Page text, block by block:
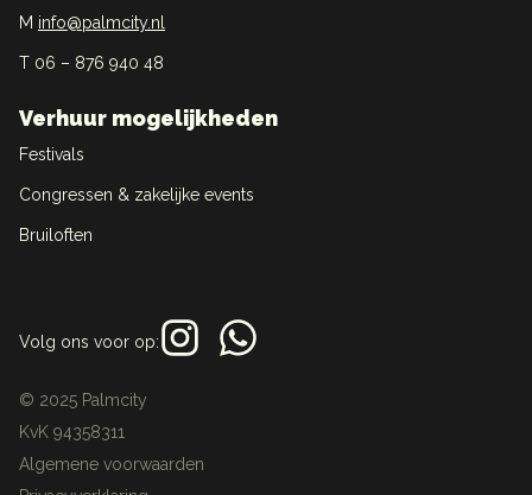
M info@palmcity.nl
T 06 – 876 940 48
Verhuur mogelijkheden
Festivals
Congressen & zakelijke events
Bruiloften
Volg ons voor op:
© 2025 Palmcity
KvK 94358311
Algemene voorwaarden